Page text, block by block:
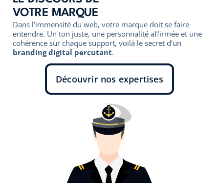
VOTRE MARQUE
Dans l’immensité du web, votre marque doit se faire
entendre. Un ton juste, une personnalité affirmée et une
cohérence sur chaque support, voilà le secret d’un
branding digital percutant.
Découvrir nos expertises